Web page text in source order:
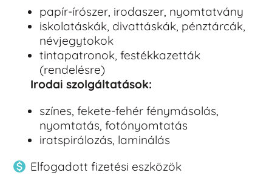
papír-írószer, irodaszer, nyomtatvány
iskolatáskák, divattáskák, pénztárcák,
névjegytokok
tintapatronok, festékkazetták
(rendelésre)
Irodai szolgáltatások:
színes, fekete-fehér fénymásolás,
nyomtatás, fotónyomtatás
iratspirálozás, laminálás
Elfogadott fizetési eszközök